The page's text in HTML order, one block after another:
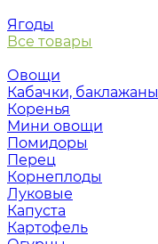
Ягоды
Все товары
Овощи
Кабачки, баклажаны
Коренья
Мини овощи
Помидоры
Перец
Корнеплоды
Луковые
Капуста
Картофель